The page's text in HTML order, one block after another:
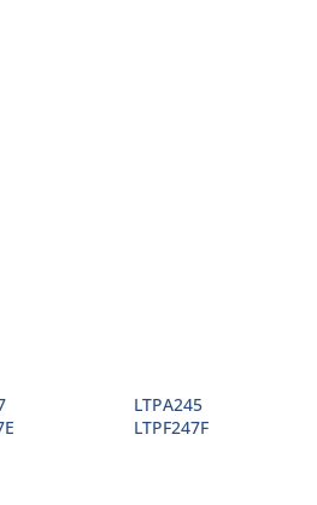
LTPA245
LTPF247F